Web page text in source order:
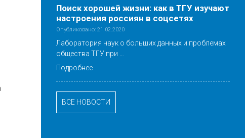
Поиск хорошей жизни: как в ТГУ изучают
настроения россиян в соцсетях
Опубликовано: 21.02.2020
Лаборатория наук о больших данных и проблемах
общества ТГУ при …
Подробнее
ВСЕ НОВОСТИ